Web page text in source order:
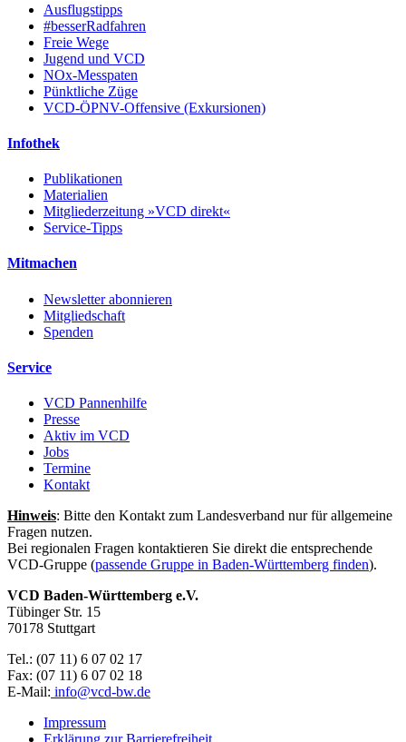
Ausflugstipps
#besserRadfahren
Freie Wege
Jugend und VCD
NOx-Messpaten
Pünktliche Züge
VCD-ÖPNV-Offensive (Exkursionen)
Infothek
Publikationen
Materialien
Mitgliederzeitung »VCD direkt«
Service-Tipps
Mitmachen
Newsletter abonnieren
Mitgliedschaft
Spenden
Service
VCD Pannenhilfe
Presse
Aktiv im VCD
Jobs
Termine
Kontakt
Hinweis: Bitte den Kontakt zum Landesverband nur für allgemeine
Fragen nutzen.
Bei regionalen Fragen kontaktieren Sie direkt die entsprechende
VCD-Gruppe (passende Gruppe in Baden-Württemberg finden).
VCD Baden-Württemberg e.V.
Tübinger Str. 15
70178 Stuttgart
Tel.: (07 11) 6 07 02 17
Fax: (07 11) 6 07 02 18
E-Mail: info@vcd-bw.de
Impressum